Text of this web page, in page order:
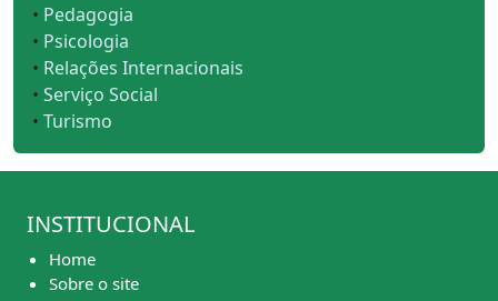
• Pedagogia
• Psicologia
• Relações Internacionais
• Serviço Social
• Turismo
INSTITUCIONAL
Home
Sobre o site